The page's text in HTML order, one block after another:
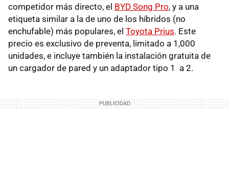
competidor más directo, el BYD Song Pro, y a una
etiqueta similar a la de uno de los híbridos (no
enchufable) más populares, el Toyota Prius. Este
precio es exclusivo de preventa, limitado a 1,000
unidades, e incluye también la instalación gratuita de
un cargador de pared y un adaptador tipo 1 a 2.